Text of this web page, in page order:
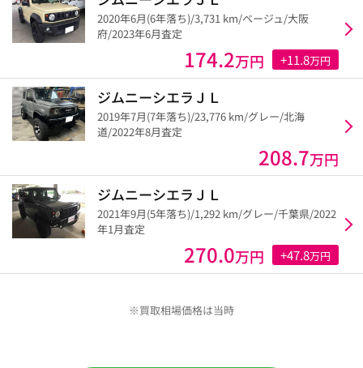
2020年6月(6年落ち)/3,731 km/ベージュ/大阪
府/2023年6月査定
174.2万円 +11.8万円
ジムニーシエラＪＬ
2019年7月(7年落ち)/23,776 km/グレー/北海
道/2022年8月査定
208.7万円
ジムニーシエラＪＬ
2021年9月(5年落ち)/1,292 km/グレー/千葉県/2022
年1月査定
270.0万円 +47.8万円
※買取相場価格は当時